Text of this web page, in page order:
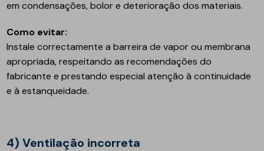
em condensações, bolor e deterioração dos materiais.
Como evitar:
Instale correctamente a barreira de vapor ou membrana
apropriada, respeitando as recomendações do
fabricante e prestando especial atenção à continuidade
e à estanqueidade.
4) Ventilação incorreta